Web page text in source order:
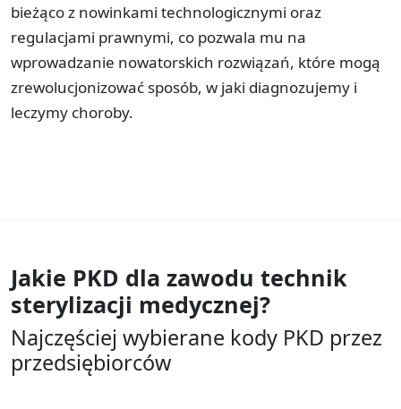
bieżąco z nowinkami technologicznymi oraz
regulacjami prawnymi, co pozwala mu na
wprowadzanie nowatorskich rozwiązań, które mogą
zrewolucjonizować sposób, w jaki diagnozujemy i
leczymy choroby.
Jakie PKD dla zawodu technik
sterylizacji medycznej?
Najczęściej wybierane kody PKD przez
przedsiębiorców